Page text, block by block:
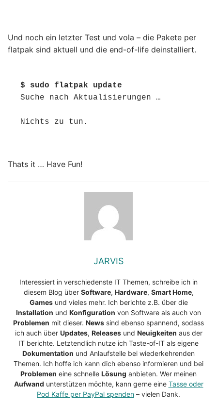
Und noch ein letzter Test und vola – die Pakete per
flatpak sind aktuell und die end-of-life deinstalliert.
$ sudo flatpak update
Suche nach Aktualisierungen …
Nichts zu tun.
Thats it … Have Fun!
JARVIS
Interessiert in verschiedenste IT Themen, schreibe ich in
diesem Blog über Software, Hardware, Smart Home,
Gamesund vieles mehr. Ich berichte z.B. über die
Installation und Konfiguration von Software als auch von
Problemen mit dieser. News sind ebenso spannend, sodass
ich auch über Updates, Releasesund Neuigkeiten aus der
IT berichte. Letztendlich nutze ich Taste-of-IT als eigene
Dokumentation und Anlaufstelle bei wiederkehrenden
Themen. Ich hoffe ich kann dich ebenso informieren und bei
Problemen eine schnelle Lösung anbieten. Wer meinen
Aufwand unterstützen möchte, kann gerne eine Tasse oder
Pod Kaffe per PayPal spenden – vielen Dank.